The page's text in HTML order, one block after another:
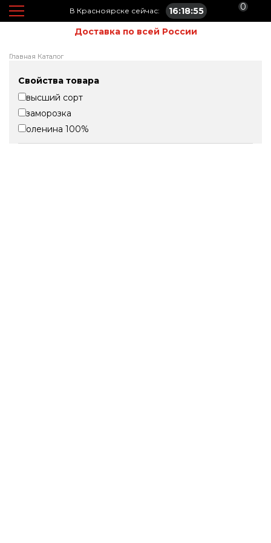
В Красноярске сейчас: 16:18:55 0
Доставка по всей России
Главная Каталог
Свойства товара
высший сорт
заморозка
оленина 100%